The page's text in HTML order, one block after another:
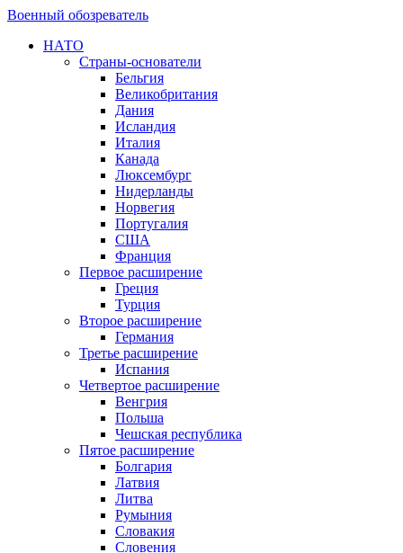
Военный обозреватель
НАТО
Страны-основатели
Бельгия
Великобритания
Дания
Исландия
Италия
Канада
Люксембург
Нидерланды
Норвегия
Португалия
США
Франция
Первое расширение
Греция
Турция
Второе расширение
Германия
Третье расширение
Испания
Четвертое расширение
Венгрия
Польша
Чешская республика
Пятое расширение
Болгария
Латвия
Литва
Румыния
Словакия
Словения